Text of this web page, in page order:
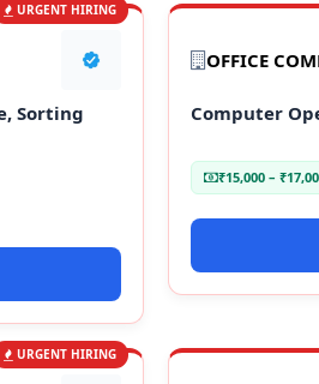
URGENT HIRING
Sorting
OFFICE
Computer
₹15,000 –
URGENT HIRING